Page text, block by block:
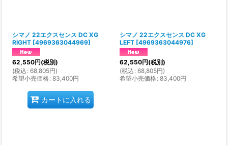
シマノ 22エクスセンス DC XG
RIGHT [4969363044969]
62,550円(税別)
(税込 : 68,805円)
希望小売価格: 83,400円
カートに入れる
シマノ 22エクスセンス DC XG
LEFT [4969363044976]
62,550円(税別)
(税込 : 68,805円)
希望小売価格: 83,400円